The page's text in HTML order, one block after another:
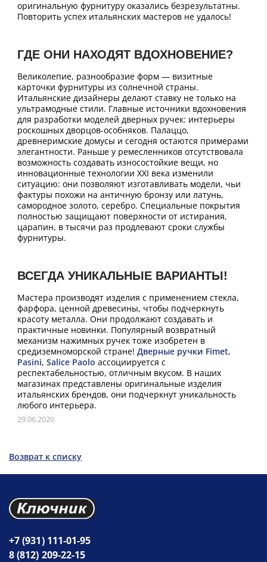
оригинальную фурнитуру оказались безрезультатны.
Повторить успех итальянских мастеров не удалось!
ГДЕ ОНИ НАХОДЯТ ВДОХНОВЕНИЕ?
Великолепие, разнообразие форм — визитные
карточки фурнитуры из солнечной страны.
Итальянские дизайнеры делают ставку не только на
ультрамодные стили. Главные источники вдохновения
для разработки моделей дверных ручек: интерьеры
роскошных дворцов-особняков. Палаццо,
древнеримские домусы и сегодня остаются примерами
элегантности. Раньше у ремесленников отсутствовала
возможность создавать износостойкие вещи, но
инновационные технологии XXI века изменили
ситуацию: они позволяют изготавливать модели, чьи
фактуры похожи на античную бронзу или латунь,
самородное золото, серебро. Специальные покрытия
полностью защищают поверхности от истирания,
царапин, в тысячи раз продлевают сроки службы
фурнитуры.
ВСЕГДА УНИКАЛЬНЫЕ ВАРИАНТЫ!
Мастера производят изделия с применением стекла,
фарфора, ценной древесины, чтобы подчеркнуть
красоту металла. Они продолжают создавать и
практичные новинки. Популярный возвратный
механизм нажимных ручек тоже изобретен в
средиземноморской стране! Дверные ручки Fimet,
Pasini, Salice Paolo ассоциируется с
респектабельностью, отличным вкусом. В наших
магазинах представлены оригинальные изделия
итальянских брендов, они подчеркнут уникальность
любого интерьера.
29.06.2020
Возврат к списку
+7 (931) 111-01-95
8 (812) 209-22-15